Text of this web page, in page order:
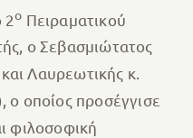
2ο Πειραματικού
ο Σεβασμιώτατος
Λαυρεωτικής κ.
ο οποίος προσέγγισε
φιλοσοφική